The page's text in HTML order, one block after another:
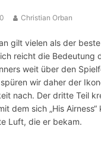
Christian Orban
gilt vielen als der
reicht die Bedeutung
weit über den
wir daher der
nach. Der dritte Teil
dem sich „His
Luft, die er bekam.